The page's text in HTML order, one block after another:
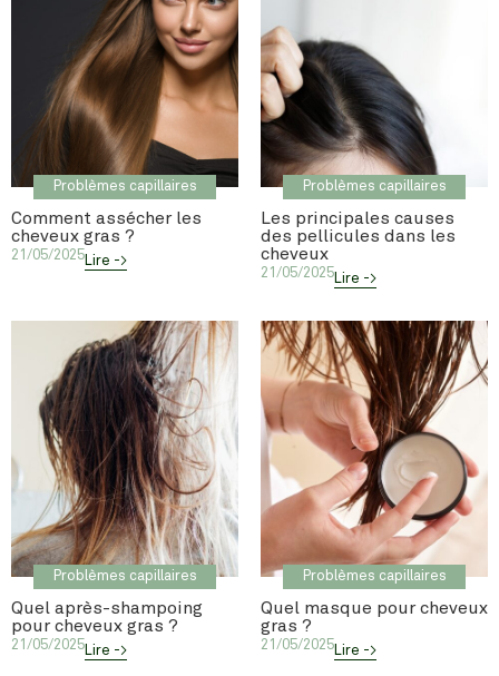
Problèmes capillaires
Comment assécher les
cheveux gras ?
21/05/2025Lire ->
Problèmes capillaires
Les principales causes
des pellicules dans les
cheveux
21/05/2025Lire ->
Problèmes capillaires
Quel après-shampoing
pour cheveux gras ?
21/05/2025Lire ->
Problèmes capillaires
Quel masque pour cheveux
gras ?
21/05/2025Lire ->